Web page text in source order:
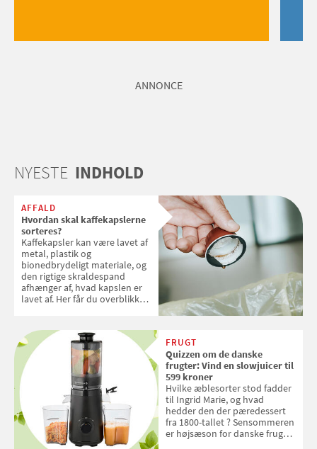
ANNONCE
NYESTE INDHOLD
AFFALD
Hvordan skal kaffekapslerne
sorteres?
Kaffekapsler kan være lavet af
metal, plastik og
bionedbrydeligt materiale, og
den rigtige skraldespand
afhænger af, hvad kapslen er
lavet af. Her får du overblikket
FRUGT
Quizzen om de danske
frugter: Vind en slowjuicer til
599 kroner
Hvilke æblesorter stod fadder
til Ingrid Marie, og hvad
hedder den der pæredessert
fra 1800-tallet ? Sensommeren
er højsæson for danske fruger,